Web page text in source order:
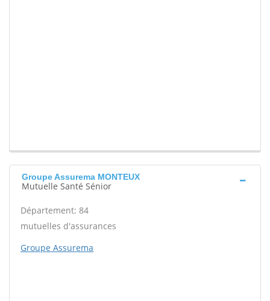
Groupe Assurema MONTEUX
Mutuelle Santé Sénior
Département: 84
mutuelles d'assurances
Groupe Assurema